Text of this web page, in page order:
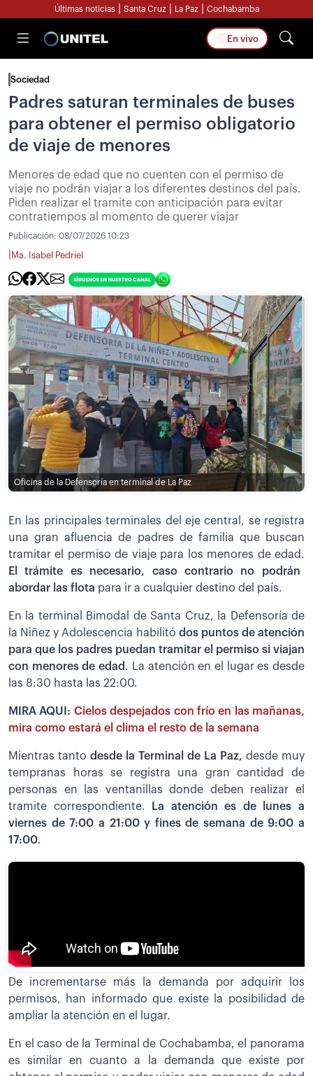
Últimas noticias Santa Cruz La Paz Cochabamba
En vivo
Sociedad
Padres saturan terminales de buses
para obtener el permiso obligatorio
de viaje de menores
Menores de edad que no cuenten con el permiso de
viaje no podrán viajar a los diferentes destinos del país.
Piden realizar el tramite con anticipación para evitar
contratiempos al momento de querer viajar
Publicación: 08/07/2026 10:23
Ma. Isabel Pedriel
Oficina de la Defensoría en terminal de La Paz
En las principales terminales del eje central, se registra
una gran afluencia de padres de familia que buscan
tramitar el permiso de viaje para los menores de edad.
El trámite es necesario, caso contrario no podrán
abordar las flota para ir a cualquier destino del país.
En la terminal Bimodal de Santa Cruz, la Defensoría de
la Niñez y Adolescencia habilitó dos puntos de atención
para que los padres puedan tramitar el permiso si viajan
con menores de edad . La atención en el lugar es desde
las 8:30 hasta las 22:00.
MIRA AQUI: Cielos despejados con frío en las mañanas,
mira como estará el clima el resto de la semana
Mientras tanto desde la Terminal de La Paz, desde muy
tempranas horas se registra una gran cantidad de
personas en las ventanillas donde deben realizar el
tramite correspondiente.
La atención es de lunes a
viernes de 7:00 a 21:00 y fines de semana de 9:00 a
17:00.
De incrementarse más la demanda por adquirir los
permisos, han informado que existe la posibilidad de
ampliar la atención en el lugar.
En el caso de la Terminal de Cochabamba, el panorama
es similar en cuanto a la demanda que existe por